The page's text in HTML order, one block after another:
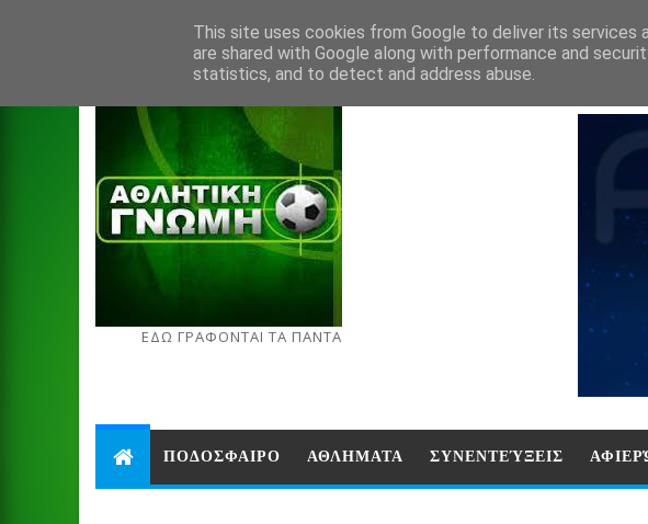
ΕΔΩ ΓΡΑΦΟΝΤΑΙ ΤΑ ΠΑΝΤΑ
ΠΟΔΟΣΦΑΙΡΟ ΑΘΛΗΜΑΤΑ ΣΥΝΕΝΤΕΎΞΕΙΣ
This site uses cookies from Google to deliver its services
are shared with Google along with performance and
statistics, and to detect and address abuse.